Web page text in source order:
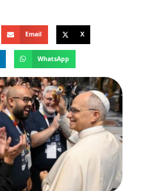
Email X
WhatsApp